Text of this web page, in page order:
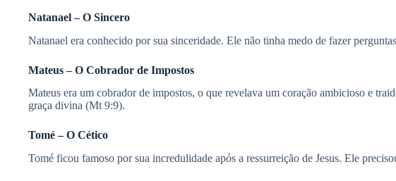
Natanael – O Sincero
Natanael era conhecido por sua sinceridade. Ele não tinha medo de fazer
Mateus – O Cobrador de Impostos
Mateus era um cobrador de impostos, o que revelava um coração ambicioso e
graça divina (Mt 9:9).
Tomé – O Cético
Tomé ficou famoso por sua incredulidade após a ressurreição de Jesus. Ele